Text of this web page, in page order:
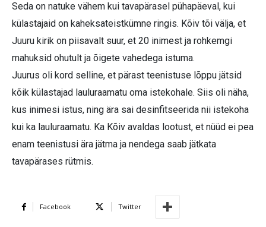
Seda on natuke vähem kui tavapärasel pühapäeval, kui
külastajaid on kaheksateistkümne ringis. Kõiv tõi välja, et
Juuru kirik on piisavalt suur, et 20 inimest ja rohkemgi
mahuksid ohutult ja õigete vahedega istuma.
Juurus oli kord selline, et pärast teenistuse lõppu jätsid
kõik külastajad lauluraamatu oma istekohale. Siis oli näha,
kus inimesi istus, ning ära sai desinfitseerida nii istekoha
kui ka lauluraamatu. Ka Kõiv avaldas lootust, et nüüd ei pea
enam teenistusi ära jätma ja nendega saab jätkata
tavapärases rütmis.
Facebook Twitter